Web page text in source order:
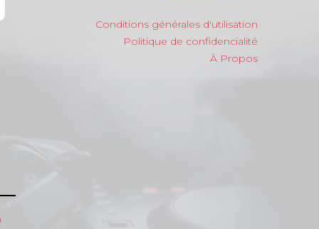
Conditions générales d'utilisation
Politique de confidencialité
À Propos